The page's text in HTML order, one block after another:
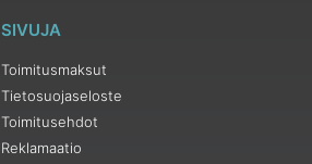
SIVUJA
Toimitusmaksut
Tietosuojaseloste
Toimitusehdot
Reklamaatio